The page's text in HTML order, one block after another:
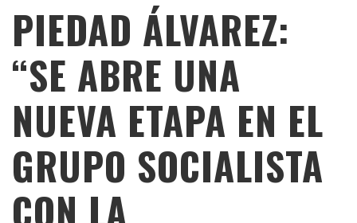
PIEDAD ÁLVAREZ:
“SE ABRE UNA
NUEVA ETAPA EN EL
GRUPO SOCIALISTA
CON LA